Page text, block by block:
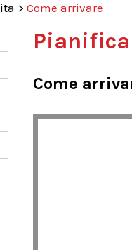
> Come arrivare
Come